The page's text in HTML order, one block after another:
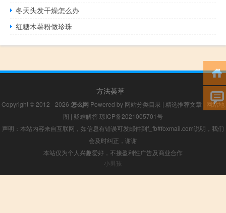
冬天头发干燥怎么办
红糖木薯粉做珍珠
方法荟萃
Copyright © 2012 - 2026 怎么网 Powered by 网站分类目录 | 精选推荐文章 | 网站地
图 | 疑难解答 琼ICP备2021005701号
声明：本站内容来自互联网，如信息有错误可发邮件到f_fb#foxmail.com说明，我们
会及时纠正，谢谢
本站仅为个人兴趣爱好，不接盈利性广告及商业合作
小男孩